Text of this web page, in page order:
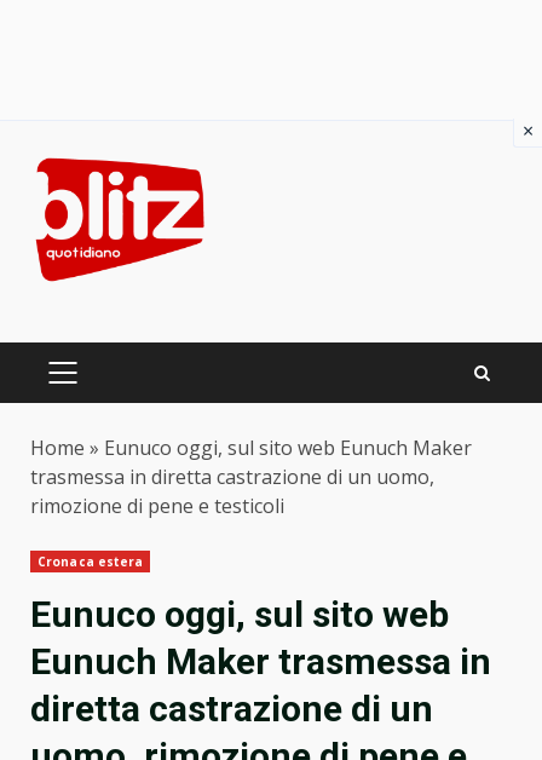
content
PRIMARY
Home » Eunuco oggi, sul sito web Eunuch Maker
trasmessa in diretta castrazione di un uomo,
rimozione di pene e testicoli
Cronaca estera
Eunuco oggi, sul sito web
Eunuch Maker trasmessa in
diretta castrazione di un
×